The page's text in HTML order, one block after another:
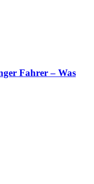
Fahrer – Was